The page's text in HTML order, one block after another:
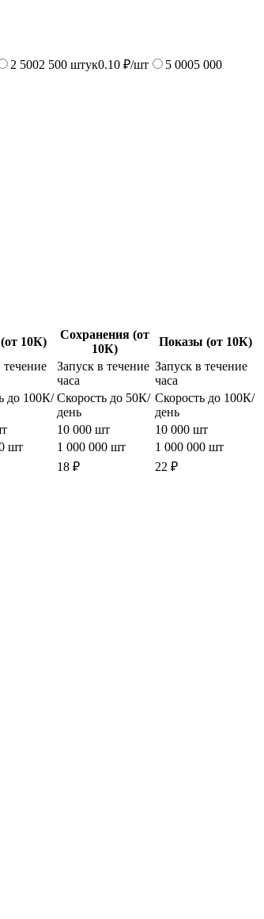
2 5002 500 штук0.10 ₽/шт 5 0005 000
10К)
Сохранения (от
10К)
Показы (от 10К)
течение
Запуск в течение
часа
Запуск в течение
часа
до 100К/ Скорость до 50К/
день
Скорость до 100К/
день
10 000 шт
10 000 шт
шт 1 000 000 шт
1 000 000 шт
18 ₽ 22 ₽